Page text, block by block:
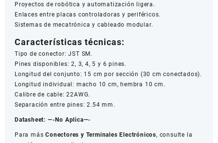
Proyectos de robótica y automatización ligera.
Enlaces entre placas controladoras y periféricos.
Sistemas de mecatrónica y cableado modular.
Características técnicas:
Tipo de conector: JST SM.
Pines disponibles: 2, 3, 4, 5 y 6 pines.
Longitud del conjunto: 15 cm por sección (30 cm conectados).
Longitud individual: macho 10 cm, hembra 10 cm.
Calibre de cable: 22AWG.
Separación entre pines: 2.54 mm.
Datasheet: —-No Aplica—-
Para másConectores y Terminales Electrónicos, consulte la